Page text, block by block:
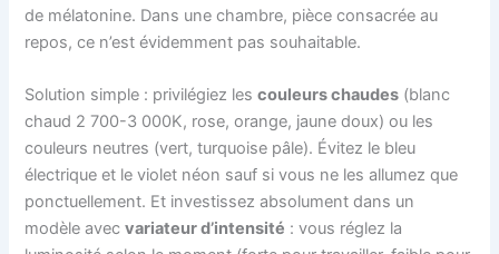
de mélatonine. Dans une chambre, pièce consacrée au
repos, ce n’est évidemment pas souhaitable.
Solution simple : privilégiez lescouleurs chaudes (blanc
chaud 2 700-3 000K, rose, orange, jaune doux) ou les
couleurs neutres (vert, turquoise pâle). Évitez le bleu
électrique et le violet néon sauf si vous ne les allumez que
ponctuellement. Et investissez absolument dans un
modèle avecvariateur d’intensité : vous réglez la